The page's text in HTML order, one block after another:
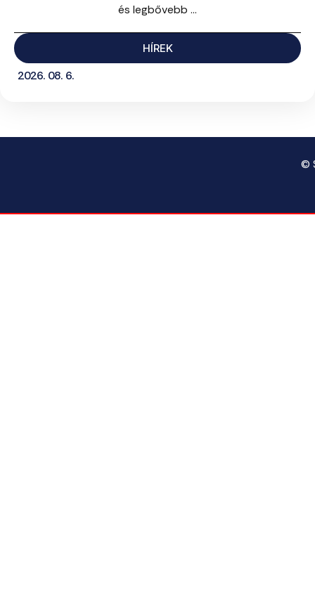
és legbővebb ...
HÍREK
2026. 08. 6.
©